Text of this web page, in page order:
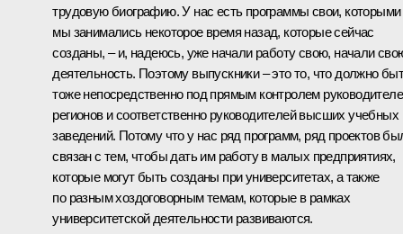
трудовую биографию. У нас есть программы свои, которыми
мы занимались некоторое время назад, которые сейчас
созданы, – и, надеюсь, уже начали работу свою, начали
деятельность. Поэтому выпускники – это то, что должно
тоже непосредственно под прямым контролем
регионов и соответственно руководителей высших учебных
заведений. Потому что у нас ряд программ, ряд проектов
связан с тем, чтобы дать им работу в малых предприятиях,
которые могут быть созданы при университетах, а также
по разным хоздоговорным темам, которые в рамках
университетской деятельности развиваются.